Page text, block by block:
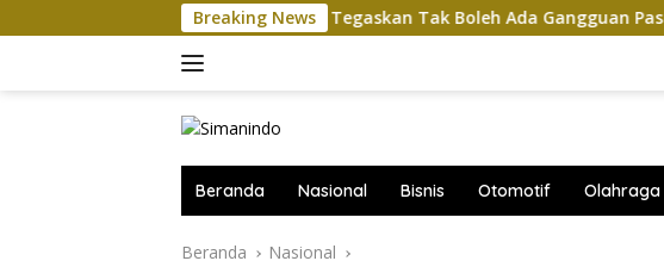
ke
Breaking News
Komut Pertamina Tegaskan Tak Boleh Ada Gangguan Pasokan
Beranda Nasional Bisnis Otomotif Olahraga
Beranda Nasional